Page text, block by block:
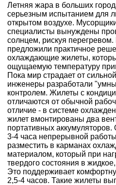
Летняя жара в больших
серьезным испытанием для
открытом воздухе.
специалисты вынуждены
солнцем, рискуя
предложили практичное
охлаждающие жилеты,
ощущаемую температуру
Пока мир страдает от
инженеры разработали
контролем. Жилеты с
отличаются от обычной
отличие - в системе
жилет вмонтированы два
портативных аккумуляторов.
3-4 часа непрерывной
разместить в карманах
материалом, который при
твердого состояния в
Это поддерживает
2,5-4 часов. Такие жилеты